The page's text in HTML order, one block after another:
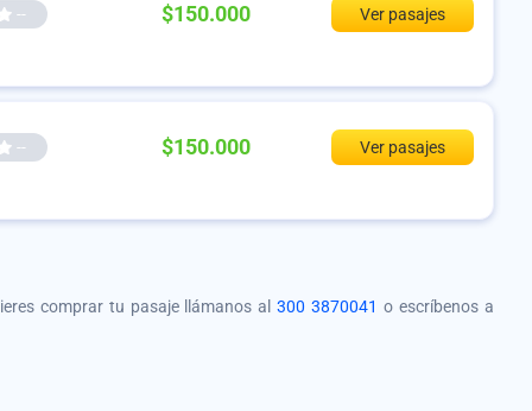
-- $150.000 Ver pasajes
-- $150.000 Ver pasajes
comprar tu pasaje llámanos al300 3870041 o escríbenos a